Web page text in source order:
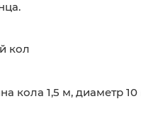
кол
кола 1,5 м, диаметр